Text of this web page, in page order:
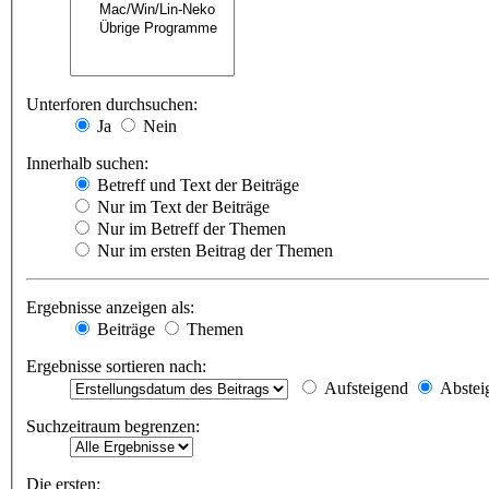
Unterforen durchsuchen:
Ja
Nein
Innerhalb suchen:
Betreff und Text der Beiträge
Nur im Text der Beiträge
Nur im Betreff der Themen
Nur im ersten Beitrag der Themen
Ergebnisse anzeigen als:
Beiträge
Themen
Ergebnisse sortieren nach:
Aufsteigend
Suchzeitraum begrenzen:
Die ersten: